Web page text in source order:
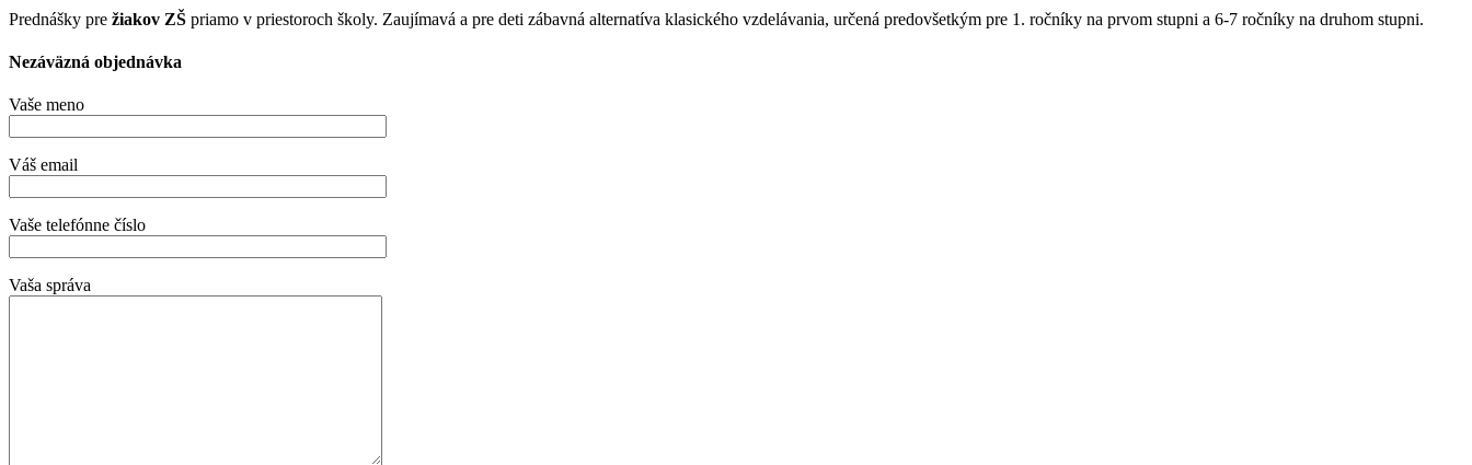
Prednášky pre žiakov ZŠ priamo v priestoroch školy. Zaujímavá a pre deti zábavná alternatíva klasického vzdelávania, určená predovšetkým pre 1. ročníky na prvom stupni a 6-7 ročníky na druhom stupni.
Nezáväzná objednávka
Vaše meno
Váš email
Vaše telefónne číslo
Vaša správa